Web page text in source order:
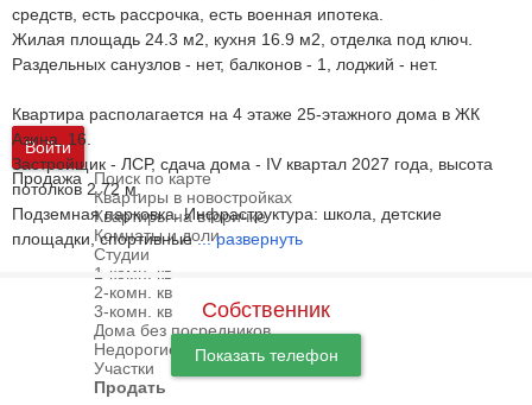
Войти
Продажа
Поиск по карте
Квартиры в новостройках
Квартиры на вторичке
Комнаты и доли
Студии
1-комн. кв
2-комн. кв
3-комн. кв
Дома без посредников
Недорогие дома
Участки
Продать
средств, есть рассрочка, есть военная ипотека.
Жилая площадь 24.3 м2, кухня 16.9 м2, отделка под ключ.
Раздельных санузлов - нет, балконов - 1, лоджий - нет.
Квартира располагается на 4 этаже 25-этажного дома в ЖК
Азина, 16.
Застройщик - ЛСР, сдача дома - IV квартал 2027 года, высота
потолков 2.72 м.
Подземная парковка. Инфраструктура: школа, детские
площадки, спортивные ...развернуть
Собственник
Показать телефон